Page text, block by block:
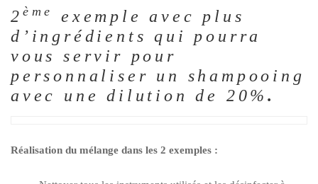
2 ème
exemple avec plus
d’ingrédients qui pourra
vous servir pour
personnaliser un shampooing
avec une dilution de 20%.
Réalisation du mélange dans les 2 exemples :